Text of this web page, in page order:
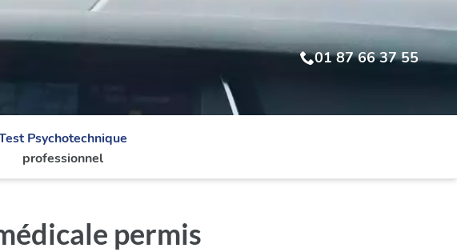
01 87 66 37 55
Psychotechnique
professionnel
permis